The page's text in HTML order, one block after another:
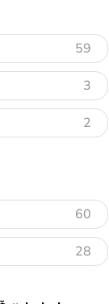
59
3
2
60
28